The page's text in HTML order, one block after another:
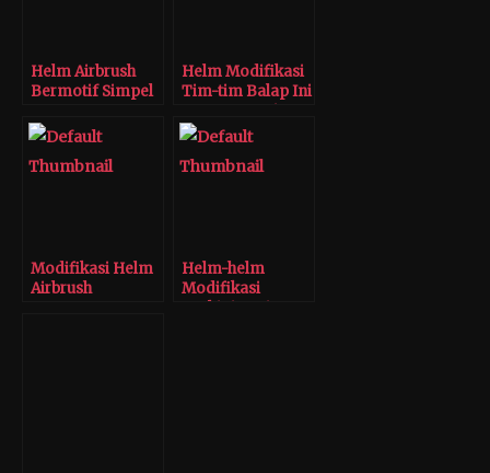
Helm Airbrush
Bermotif Simpel
Helm Modifikasi
Tim-tim Balap Ini
Airbrush
Modifikasi Helm
Airbrush
Helm-helm
Modifikasi